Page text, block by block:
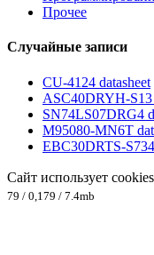
Прочее
Случайные записи
CU-4124 datasheet
ASC40DRYH-S13
SN74LS07DRG4
M95080-MN6T
EBC30DRTS-
Сайт использует
79 / 0,179 / 7.4mb